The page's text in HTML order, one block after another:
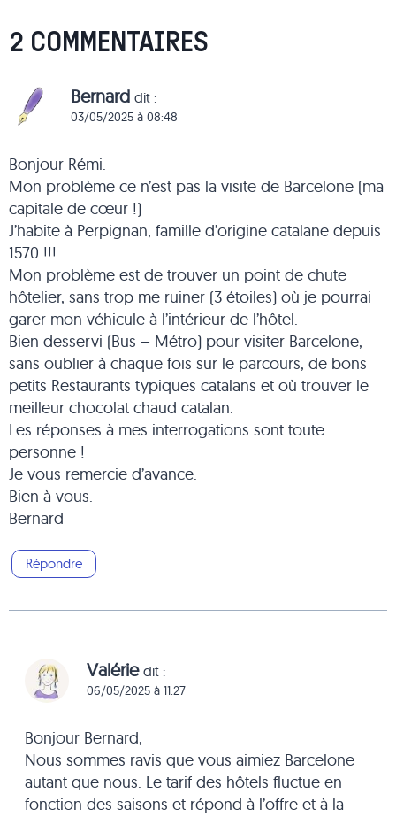
2 COMMENTAIRES
Bernard dit :
03/05/2025 à 08:48
Bonjour Rémi.
Mon problème ce n’est pas la visite de Barcelone (ma
capitale de cœur !)
J’habite à Perpignan, famille d’origine catalane depuis
1570 !!!
Mon problème est de trouver un point de chute
hôtelier, sans trop me ruiner (3 étoiles) où je pourrai
garer mon véhicule à l’intérieur de l’hôtel.
Bien desservi (Bus – Métro) pour visiter Barcelone,
sans oublier à chaque fois sur le parcours, de bons
petits Restaurants typiques catalans et où trouver le
meilleur chocolat chaud catalan.
Les réponses à mes interrogations sont toute
personne !
Je vous remercie d’avance.
Bien à vous.
Bernard
Répondre
Valérie dit :
06/05/2025 à 11:27
Bonjour Bernard,
Nous sommes ravis que vous aimiez Barcelone
autant que nous. Le tarif des hôtels fluctue en
fonction des saisons et répond à l’offre et à la